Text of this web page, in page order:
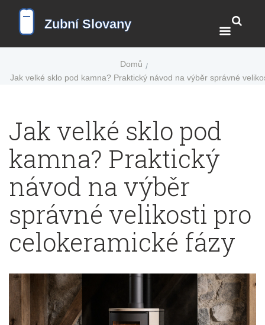
Domů
Jak velké sklo pod kamna? Praktický návod na výběr správné
Jak velké sklo pod
kamna? Praktický
návod na výběr
správné velikosti pro
celokeramické fázy